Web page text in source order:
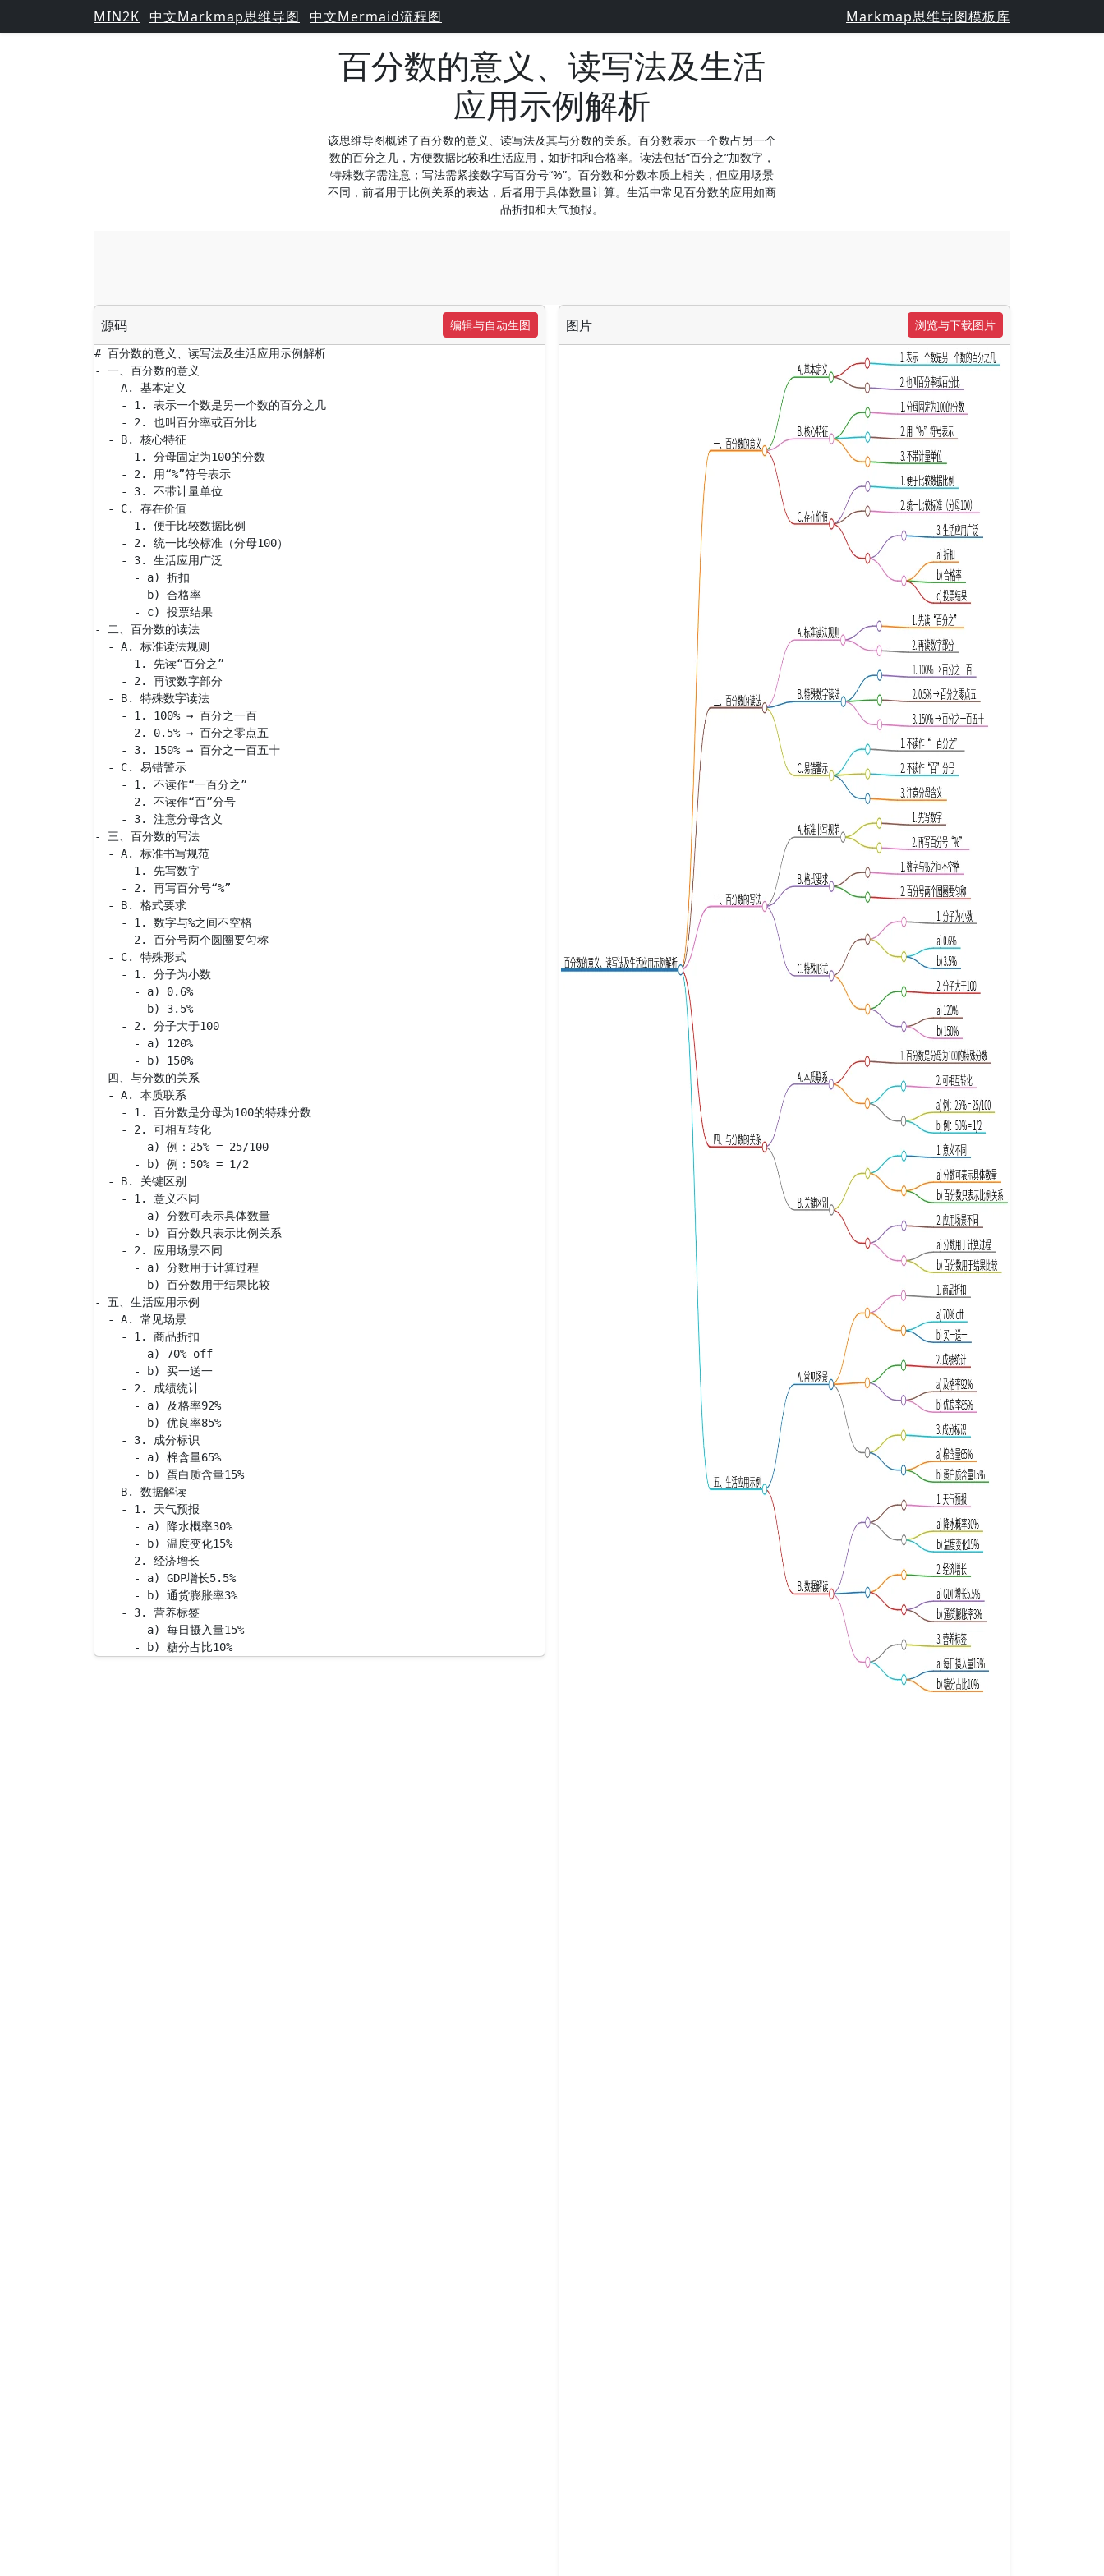
MIN2K 中文Markmap思维导图 中文Mermaid流程图 Markmap思维导图模板库
百分数的意义、读写法及生活
应用示例解析
该思维导图概述了百分数的意义、读写法及其与分数的关系。百分数表示一个数占另一个
数的百分之几，方便数据比较和生活应用，如折扣和合格率。读法包括“百分之”加数字，
特殊数字需注意；写法需紧接数字写百分号“%”。百分数和分数本质上相关，但应用场景
不同，前者用于比例关系的表达，后者用于具体数量计算。生活中常见百分数的应用如商
品折扣和天气预报。
源码 编辑与自动生图
# 百分数的意义、读写法及生活应用示例解析
- 一、百分数的意义
  - A. 基本定义
    - 1. 表示一个数是另一个数的百分之几
    - 2. 也叫百分率或百分比
  - B. 核心特征
    - 1. 分母固定为100的分数
    - 2. 用“%”符号表示
    - 3. 不带计量单位
  - C. 存在价值
    - 1. 便于比较数据比例
    - 2. 统一比较标准（分母100）
    - 3. 生活应用广泛
      - a) 折扣
      - b) 合格率
      - c) 投票结果
- 二、百分数的读法
  - A. 标准读法规则
    - 1. 先读“百分之”
    - 2. 再读数字部分
  - B. 特殊数字读法
    - 1. 100% → 百分之一百
    - 2. 0.5% → 百分之零点五
    - 3. 150% → 百分之一百五十
  - C. 易错警示
    - 1. 不读作“一百分之”
    - 2. 不读作“百”分号
    - 3. 注意分母含义
- 三、百分数的写法
  - A. 标准书写规范
    - 1. 先写数字
    - 2. 再写百分号“%”
  - B. 格式要求
    - 1. 数字与%之间不空格
    - 2. 百分号两个圆圈要匀称
  - C. 特殊形式
    - 1. 分子为小数
      - a) 0.6%
      - b) 3.5%
    - 2. 分子大于100
      - a) 120%
      - b) 150%
- 四、与分数的关系
  - A. 本质联系
    - 1. 百分数是分母为100的特殊分数
    - 2. 可相互转化
      - a) 例：25% = 25/100
      - b) 例：50% = 1/2
  - B. 关键区别
    - 1. 意义不同
      - a) 分数可表示具体数量
      - b) 百分数只表示比例关系
    - 2. 应用场景不同
      - a) 分数用于计算过程
      - b) 百分数用于结果比较
- 五、生活应用示例
  - A. 常见场景
    - 1. 商品折扣
      - a) 70% off
      - b) 买一送一
    - 2. 成绩统计
      - a) 及格率92%
      - b) 优良率85%
    - 3. 成分标识
      - a) 棉含量65%
      - b) 蛋白质含量15%
  - B. 数据解读
    - 1. 天气预报
      - a) 降水概率30%
      - b) 温度变化15%
    - 2. 经济增长
      - a) GDP增长5.5%
      - b) 通货膨胀率3%
    - 3. 营养标签
      - a) 每日摄入量15%
      - b) 糖分占比10%
图片 浏览与下载图片